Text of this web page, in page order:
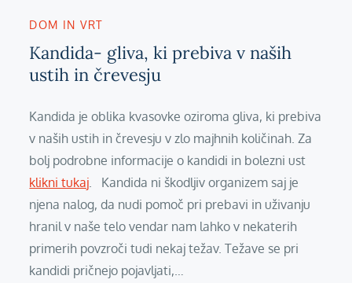
DOM IN VRT
Kandida- gliva, ki prebiva v naših
ustih in črevesju
Kandida je oblika kvasovke oziroma gliva, ki prebiva
v naših ustih in črevesju v zlo majhnih količinah. Za
bolj podrobne informacije o kandidi in bolezni ust
klikni tukaj. Kandida ni škodljiv organizem saj je
njena nalog, da nudi pomoč pri prebavi in uživanju
hranil v naše telo vendar nam lahko v nekaterih
primerih povzroči tudi nekaj težav. Težave se pri
kandidi pričnejo pojavljati,…